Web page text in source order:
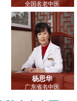
全国名老中医
主任中医师
教授 博士生导师
杨思华
广东省名中医